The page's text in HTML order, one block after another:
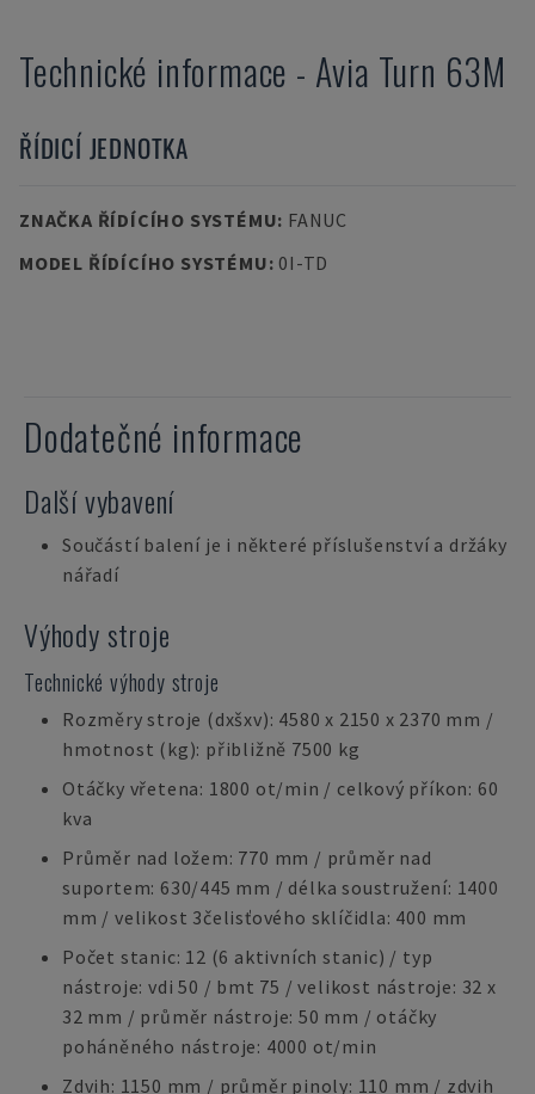
Technické informace - Avia Turn 63M
ŘÍDICÍ JEDNOTKA
ZNAČKA ŘÍDÍCÍHO SYSTÉMU: FANUC
MODEL ŘÍDÍCÍHO SYSTÉMU: 0I-TD
Dodatečné informace
Další vybavení
Součástí balení je i některé příslušenství a držáky
nářadí
Výhody stroje
Technické výhody stroje
Rozměry stroje (dxšxv): 4580 x 2150 x 2370 mm /
hmotnost (kg): přibližně 7500 kg
Otáčky vřetena: 1800 ot/min / celkový příkon: 60
kva
Průměr nad ložem: 770 mm / průměr nad
suportem: 630/445 mm / délka soustružení: 1400
mm / velikost 3čelisťového sklíčidla: 400 mm
Počet stanic: 12 (6 aktivních stanic) / typ
nástroje: vdi 50 / bmt 75 / velikost nástroje: 32 x
32 mm / průměr nástroje: 50 mm / otáčky
poháněného nástroje: 4000 ot/min
Zdvih: 1150 mm / průměr pinoly: 110 mm / zdvih